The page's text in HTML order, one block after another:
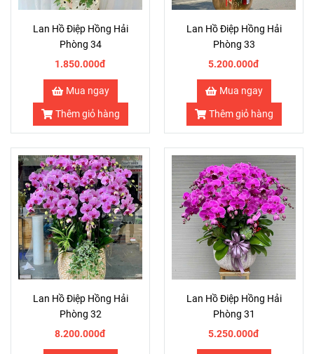
Lan Hồ Điệp Hồng Hải
Phòng 34
1.850.000đ
Mua ngay
Thêm giỏ hàng
Lan Hồ Điệp Hồng Hải
Phòng 33
5.200.000đ
Mua ngay
Thêm giỏ hàng
Lan Hồ Điệp Hồng Hải
Phòng 32
8.200.000đ
Lan Hồ Điệp Hồng Hải
Phòng 31
5.250.000đ